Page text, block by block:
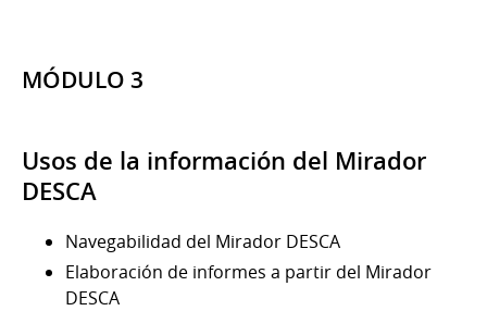
MÓDULO 3
Usos de la información del Mirador
DESCA
Navegabilidad del Mirador DESCA
Elaboración de informes a partir del Mirador
DESCA